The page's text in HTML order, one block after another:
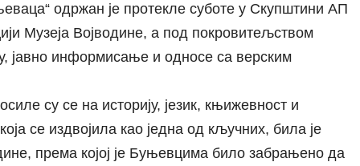
одржан је протекле суботе у Скупштини АП
Музеја Војводине, а под покровитељством
јавно информисање и односе са верским
су се на историју, језик, књижевност и
се издвојила као једна од кључних, била је
према којој је Буњевцима било забрањено да